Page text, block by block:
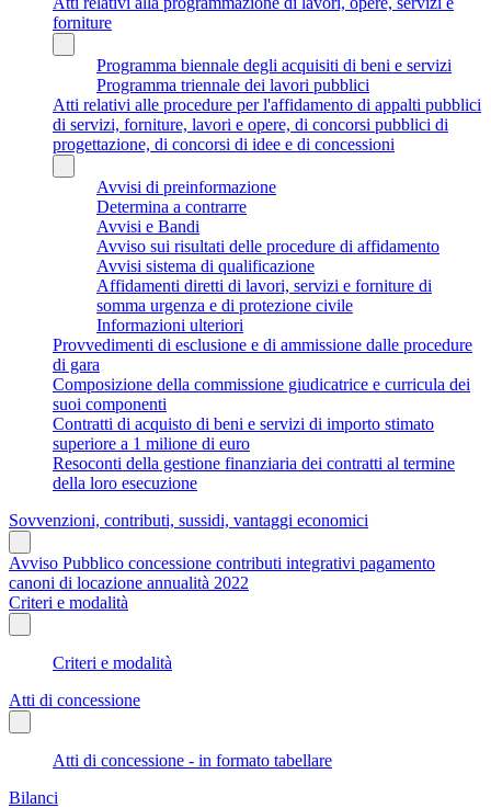
forniture
Programma biennale degli acquisiti di beni e servizi
Programma triennale dei lavori pubblici
Atti relativi alle procedure per l'affidamento di appalti pubblici
di servizi, forniture, lavori e opere, di concorsi pubblici di
progettazione, di concorsi di idee e di concessioni
Avvisi di preinformazione
Determina a contrarre
Avvisi e Bandi
Avviso sui risultati delle procedure di affidamento
Avvisi sistema di qualificazione
Affidamenti diretti di lavori, servizi e forniture di
somma urgenza e di protezione civile
Informazioni ulteriori
Provvedimenti di esclusione e di ammissione dalle procedure
di gara
Composizione della commissione giudicatrice e curricula dei
suoi componenti
Contratti di acquisto di beni e servizi di importo stimato
superiore a 1 milione di euro
Resoconti della gestione finanziaria dei contratti al termine
della loro esecuzione
Sovvenzioni, contributi, sussidi, vantaggi economici
Avviso Pubblico concessione contributi integrativi pagamento
canoni di locazione annualità 2022
Criteri e modalità
Criteri e modalità
Atti di concessione
Atti di concessione - in formato tabellare
Bilanci